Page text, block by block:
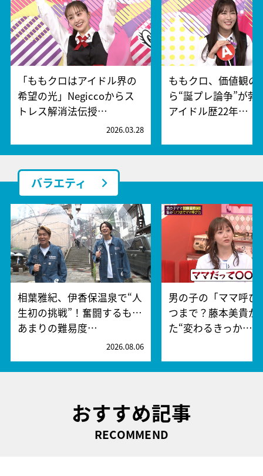
「ももクロはアイドル界の
希望の光」Negiccoからス
トレス解消法伝授…
2026.03.28
ももクロ、価値観の
ら“誕プレ論争”が
アイドル歴22年…
バラエティ
相葉雅紀、伊香保温泉で“人
生初の挑戦”！奮闘するも…
あまりの難易度…
2026.08.06
男の子の「ママ呼び
つまで？藤本美貴が
た“変わるきっか…
おすすめ記事
RECOMMEND